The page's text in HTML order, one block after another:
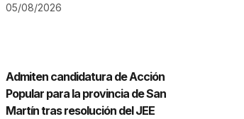
05/08/2026
Admiten candidatura de Acción
Popular para la provincia de San
Martín tras resolución del JEE